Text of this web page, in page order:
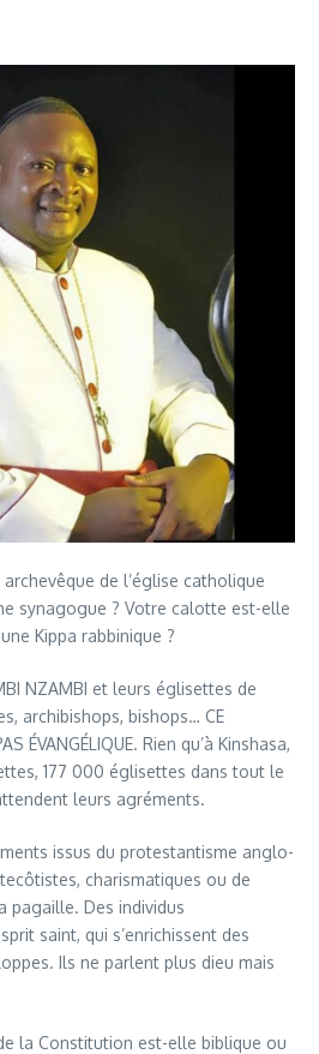
de l’église catholique
synagogue ? Votre calotte est-elle
Kippa rabbinique ?
NZAMBI et leurs églisettes de
archibishops, bishops… CE
ÉVANGÉLIQUE. Rien qu’à Kinshasa,
177 000 églisettes dans tout le
leurs agréments.
issus du protestantisme anglo-
charismatiques ou de
pagaille. Des individus
saint, qui s’enrichissent des
Ils ne parlent plus dieu mais
la Constitution est-elle biblique ou